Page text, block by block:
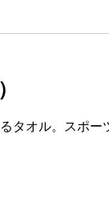
タオル。スポ